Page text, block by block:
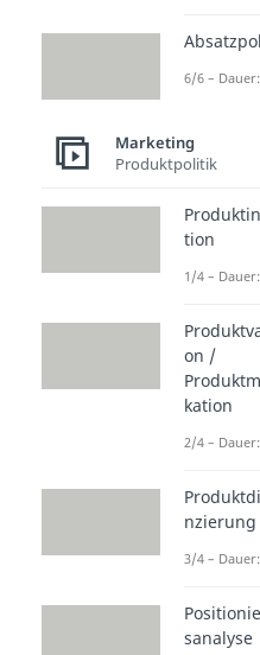
Um
Jedes
6/6 –
Marketing
Produktpolitik
tion
1/4 –
on /
kation
2/4 –
nzierung
3/4 –
sanalyse